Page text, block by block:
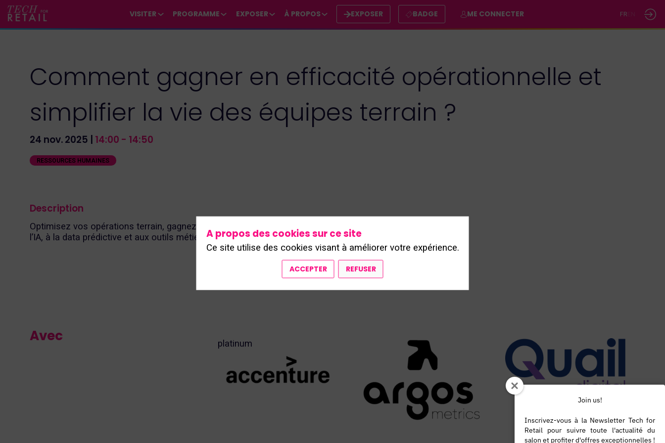
VISITER PROGRAMME EXPOSER À PROPOS EXPOSER BADGE ME CONNECTER FR
Comment gagner en efficacité opérationnelle et
simplifier la vie des équipes terrain ?
24 nov. 2025 | 14:00 - 14:50
RESSOURCES HUMAINES
Description
Optimisez vos opérations terrain, gagnez en agilité logistique et accélérez la prise de décision grâce à
l’IA, à la data prédictive et aux outils métiers.
Avec platinum
A propos des cookies sur ce site
Ce site utilise des cookies visant à améliorer votre expérience.
ACCEPTER REFUSER
*/*/
*/
Join us!
Inscrivez-vous à la Newsletter Tech for
Retail pour suivre toute l'actualité du
salon et profiter d'offres exceptionnelles !